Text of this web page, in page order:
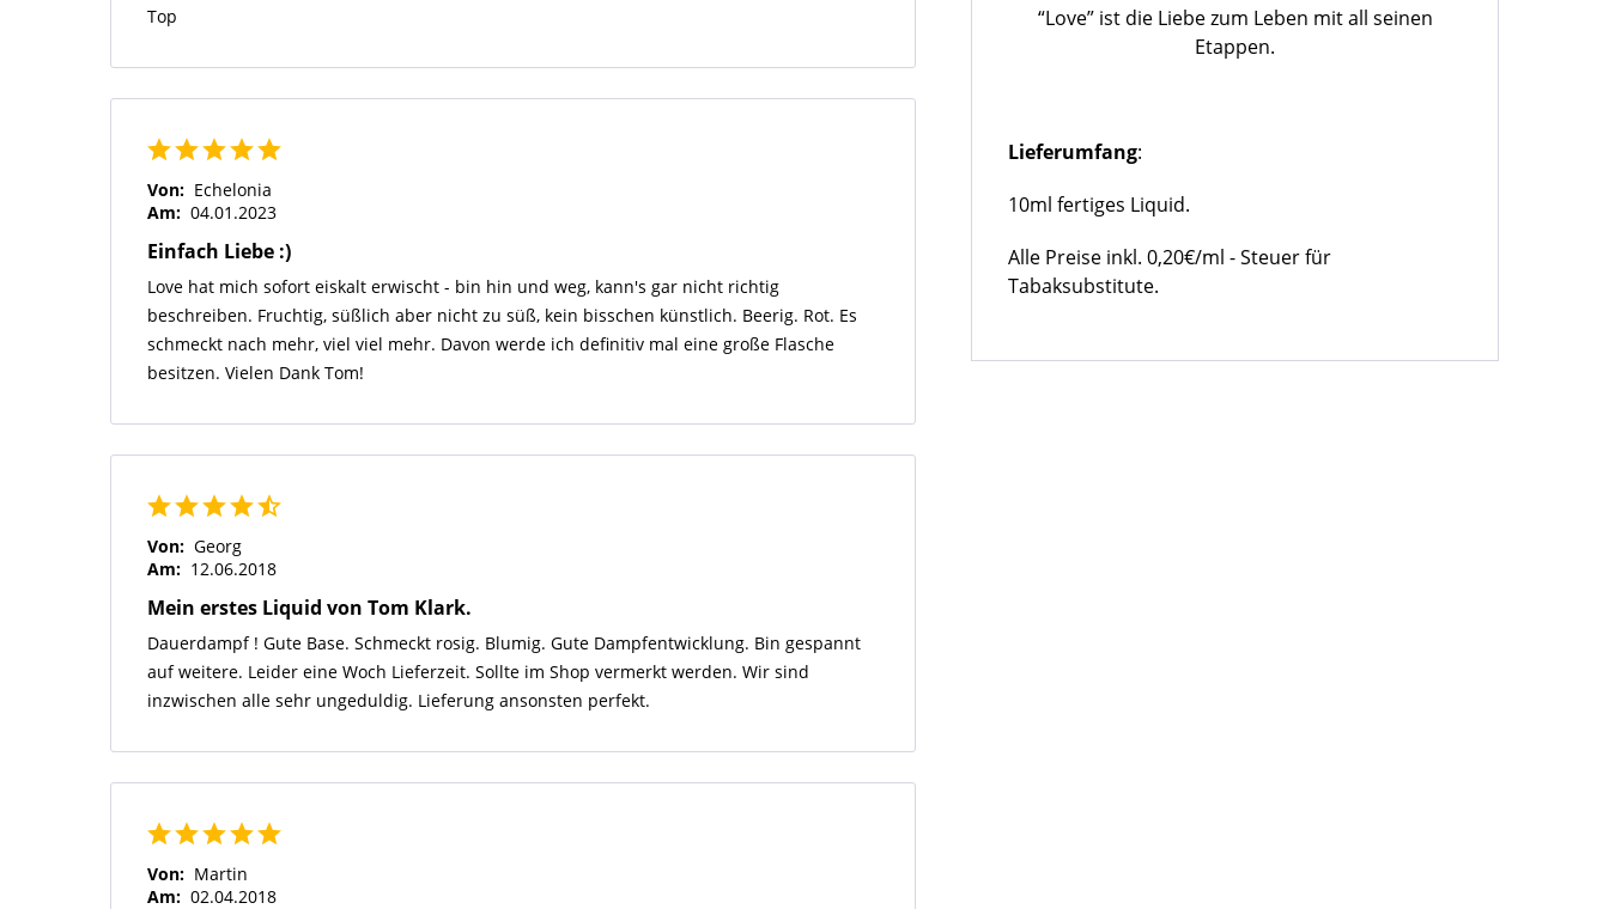
“Love” ist die Liebe zum Leben mit all seinen
Etappen.
Lieferumfang:
10ml fertiges Liquid.
Alle Preise inkl. 0,20€/ml - Steuer für
Tabaksubstitute.
Top
Von: Echelonia
Am: 04.01.2023
Einfach Liebe :)
Love hat mich sofort eiskalt erwischt - bin hin und weg, kann's gar nicht richtig
beschreiben. Fruchtig, süßlich aber nicht zu süß, kein bisschen künstlich. Beerig. Rot. Es
schmeckt nach mehr, viel viel mehr. Davon werde ich definitiv mal eine große Flasche
besitzen. Vielen Dank Tom!
Von: Georg
Am: 12.06.2018
Mein erstes Liquid von Tom Klark.
Dauerdampf ! Gute Base. Schmeckt rosig. Blumig. Gute Dampfentwicklung. Bin gespannt
auf weitere. Leider eine Woch Lieferzeit. Sollte im Shop vermerkt werden. Wir sind
inzwischen alle sehr ungeduldig. Lieferung ansonsten perfekt.
Von: Martin
Am: 02.04.2018